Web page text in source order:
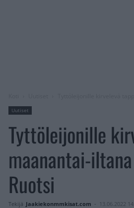
Uutiset
Tyttöleijonille
maanantai-
Ruotsi
Tekijä Jaakiekonmmkisat.com - 13.06.2022